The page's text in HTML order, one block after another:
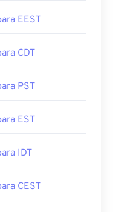
EEST
CDT
PST
EST
IDT
CEST